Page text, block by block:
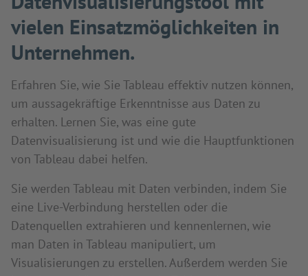
vielen Einsatzmöglichkeiten in
Unternehmen.
Erfahren Sie, wie Sie Tableau effektiv nutzen können,
um aussagekräftige Erkenntnisse aus Daten zu
erhalten. Lernen Sie, was eine gute
Datenvisualisierung ist und wie die Hauptfunktionen
von Tableau dabei helfen.
Sie werden Tableau mit Daten verbinden, indem Sie
eine Live-Verbindung herstellen oder die
Datenquellen extrahieren und kennenlernen, wie
man Daten in Tableau manipuliert, um
Visualisierungen zu erstellen. Außerdem werden Sie